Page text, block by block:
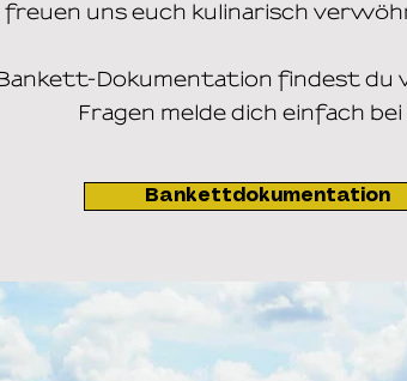
freuen uns euch kulinarisch
Dokumentation findest du
Fragen melde dich einfach bei
Bankettdokumentation